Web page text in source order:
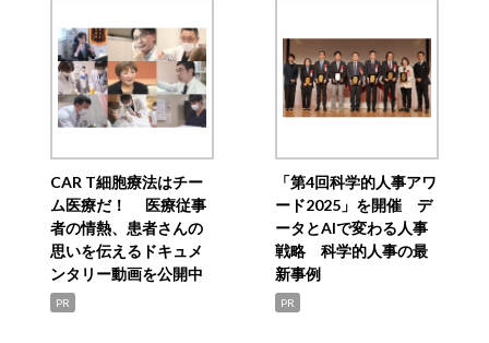
CAR T細胞療法はチー
ム医療だ！ 医療従事
者の情熱、患者さんの
思いを伝えるドキュメ
ンタリー動画を公開中
PR
「第4回科学的人事アワ
ード2025」を開催 デ
ータとAIで変わる人事
戦略 科学的人事の最
新事例
PR